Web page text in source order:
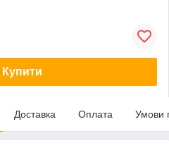
Купити
Доставка Оплата Умови